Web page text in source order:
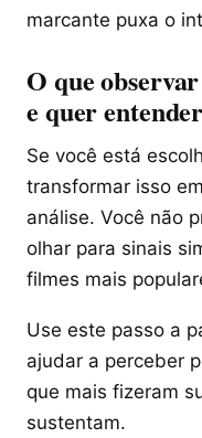
marcante puxa o
O que
e quer
Se você está
transformar isso
análise. Você não
olhar para sinais
filmes mais
Use este passo a
ajudar a perceber
que mais fizeram
sustentam.